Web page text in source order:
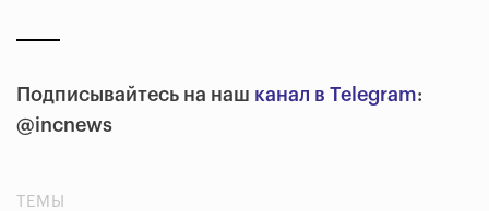
Подписывайтесь на наш канал в Telegram:
@incnews
ТЕМЫ